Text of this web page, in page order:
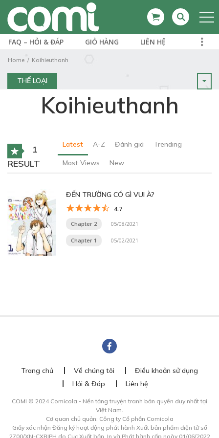
FAQ – HỎI & ĐÁP GIỎ HÀNG LIÊN HỆ
Home Koihieuthanh
THỂ LOẠI
Koihieuthanh
1
RESULT
Latest A-Z Đánh giá Trending
Most Views New
ĐẾN TRƯỜNG CÓ GÌ VUI À?
4.7
Chapter 2 05/08/2021
Chapter 1 05/02/2021
Trang chủ Về chúng tôi
Điều khoản sử dụng
Hỏi & Đáp
Liên hệ
COMI © 2024 Comicola - Nền tảng truyện tranh bản quyền duy nhất tại
Việt Nam.
Cơ quan chủ quản: Công ty Cổ phần Comicola
Giấy xác nhận Đăng ký hoạt động phát hành Xuất bản phẩm điện tử số
2700/XN-CXBIPH do Cục Xuất bản, In và Phát hành cấp ngày 01/06/2022